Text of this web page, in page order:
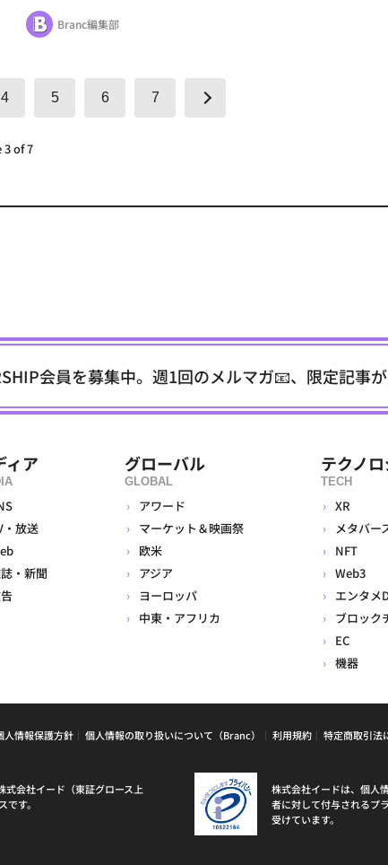
Branc編集部
4 5 6 7
3 of 7
会員を募集中。週1回のメルマガ📧、限定記事
ィア
・放送
・新聞
グローバル
GLOBAL
アワード
マーケット＆映画祭
欧米
アジア
ヨーロッパ
中東・アフリカ
テクノ
TECH
XR
メタバー
NFT
Web3
エンタメ
ブロック
EC
機器
人情報保護方針 個人情報の取り扱いについて（Branc） 利用規約 特定商取引法
式会社イード（東証グロース上
す。
株式会社イードは、個人
者に対して付与されるプ
受けています。